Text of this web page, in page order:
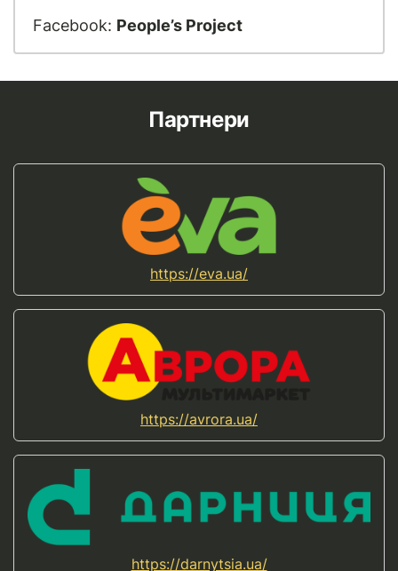
Facebook: People’s Project
Партнери
https://eva.ua/
https://avrora.ua/
https://darnytsia.ua/